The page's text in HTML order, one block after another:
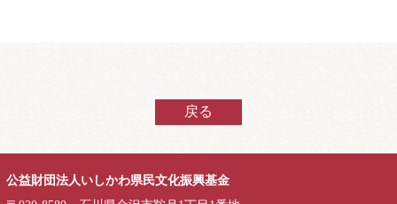
戻る
公益財団法人いしかわ県民文化振興基金